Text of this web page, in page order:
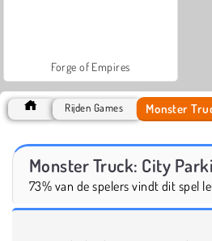
Forge of Empires
Rijden Games Monster
Monster Truck: City
73% van de spelers vindt dit spel